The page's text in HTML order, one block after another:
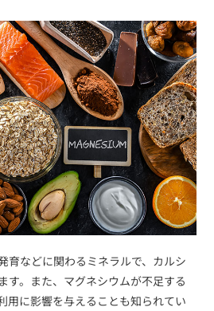
育などに関わるミネラルで、カルシ
す。また、マグネシウムが不足する
用に影響を与えることも知られてい